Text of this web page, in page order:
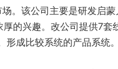
。该公司主要是研发启蒙
的兴趣。改公司提供7套
形成比较系统的产品系统